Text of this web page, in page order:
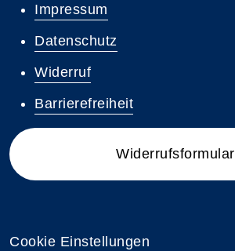
Impressum
Datenschutz
Widerruf
Barrierefreiheit
Widerrufsformular
Cookie Einstellungen